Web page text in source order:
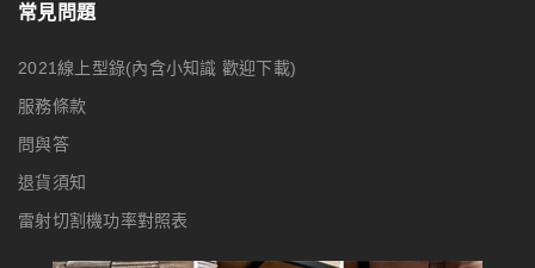
常見問題
2021線上型錄(內含小知識 歡迎下載)
服務條款
問與答
退貨須知
雷射切割機功率對照表